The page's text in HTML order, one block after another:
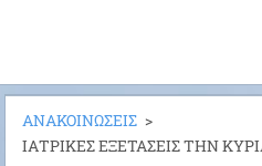
ΑΝΑΚΟΙΝΩΣΕΙΣ >
ΙΑΤΡΙΚΕΣ ΕΞΕΤΑΣΕΙΣ ΤΗΝ